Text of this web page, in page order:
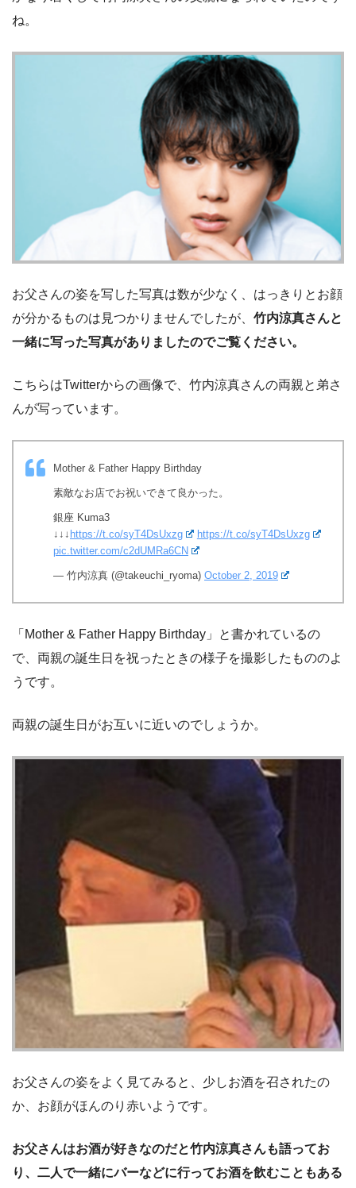
ね。
お父さんの姿を写した写真は数が少なく、はっきりとお顔
が分かるものは見つかりませんでしたが、 竹内涼真さんと
一緒に写った写真がありましたのでご覧ください。
こちらはTwitterからの画像で、竹内涼真さんの両親と弟さ
んが写っています。
Mother & Father Happy Birthday
素敵なお店でお祝いできて良かった。
銀座 Kuma3
↓↓↓ https://t.co/syT4DsUxzg
https://t.co/syT4DsUxzg
pic.twitter.com/c2dUMRa6CN
— 竹内涼真 (@takeuchi_ryoma) October 2, 2019
「Mother & Father Happy Birthday」と書かれているの
で、両親の誕生日を祝ったときの様子を撮影したもののよ
うです。
両親の誕生日がお互いに近いのでしょうか。
お父さんの姿をよく見てみると、少しお酒を召されたの
か、お顔がほんのり赤いようです。
お父さんはお酒が好きなのだと竹内涼真さんも語ってお
り、二人で一緒にバーなどに行ってお酒を飲むこともある